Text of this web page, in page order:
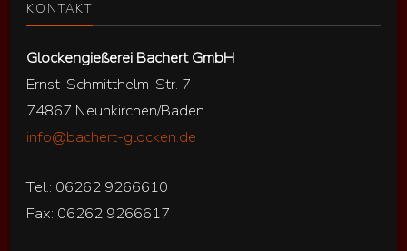
KONTAKT
Glockengießerei Bachert GmbH
Ernst-Schmitthelm-Str. 7
74867 Neunkirchen/Baden
info@bachert-glocken.de
Tel.: 06262 9266610
Fax: 06262 9266617